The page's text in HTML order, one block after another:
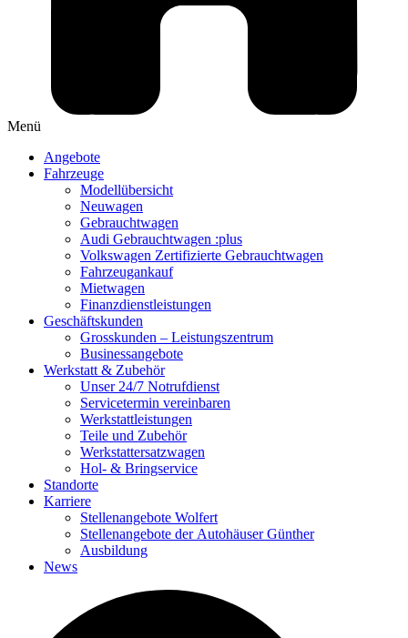
Menü
Angebote
Fahrzeuge
Modellübersicht
Neuwagen
Gebrauchtwagen
Audi Gebrauchtwagen :plus
Volkswagen Zertifizierte Gebrauchtwagen
Fahrzeugankauf
Mietwagen
Finanzdienstleistungen
Geschäftskunden
Grosskunden – Leistungszentrum
Businessangebote
Werkstatt & Zubehör
Unser 24/7 Notrufdienst
Servicetermin vereinbaren
Werkstattleistungen
Teile und Zubehör
Werkstattersatzwagen
Hol- & Bringservice
Standorte
Karriere
Stellenangebote Wolfert
Stellenangebote der Autohäuser Günther
Ausbildung
News